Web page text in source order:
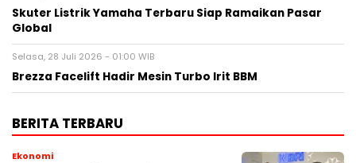
Skuter Listrik Yamaha Terbaru Siap Ramaikan Pasar
Global
Selasa, 28 Juli 2026 - 01:00 WIB
Brezza Facelift Hadir Mesin Turbo Irit BBM
BERITA TERBARU
Ekonomi